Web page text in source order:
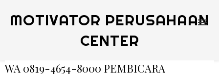
MOTIVATOR PERUSAHAAN
CENTER
WA 0819-4654-8000 PEMBICARA